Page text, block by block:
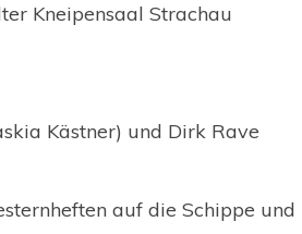
Kneipensaal Strachau
Kästner) und Dirk Rave
auf die Schippe und